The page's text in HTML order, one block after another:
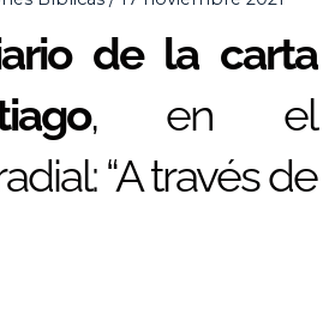
de la carta
, en el
“A través de